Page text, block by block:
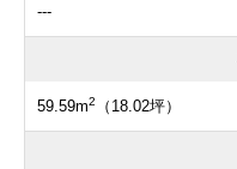
---
59.59m2 （18.02坪）